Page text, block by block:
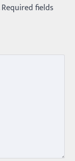
Required fields